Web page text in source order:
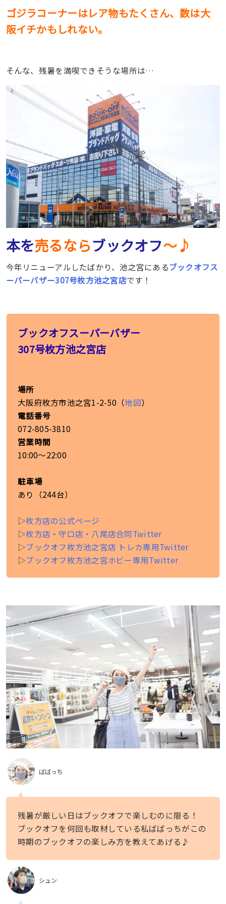
ゴジラコーナーはレア物もたくさん、数は大
阪イチかもしれない。
そんな、残暑を満喫できそうな場所は…
本を売るならブックオフ〜♪
今年リニューアルしたばかり、池之宮にあるブックオフス
ーパーバザー307号枚方池之宮店です！
ブックオフスーパーバザー
307号枚方池之宮店
場所
大阪府枚方市池之宮1-2-50（地図）
電話番号
072-805-3810
営業時間
10:00～22:00
駐車場
あり（244台）
▷枚方店の公式ページ
▷枚方店・守口店・八尾店合同Twitter
▷ブックオフ枚方池之宮店 トレカ専用Twitter
▷ブックオフ枚方池之宮ホビー専用Twitter
ばばっち
残暑が厳しい日はブックオフで楽しむのに限る！
ブックオフを何回も取材している私ばばっちがこの
時期のブックオフの楽しみ方を教えてあげる♪
シュン